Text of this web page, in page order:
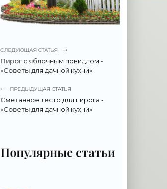
СЛЕДУЮЩАЯ СТАТЬЯ
Пирог с яблочным повидлом -
«Советы для дачной кухни»
ПРЕДЫДУЩАЯ СТАТЬЯ
Сметанное тесто для пирога -
«Советы для дачной кухни»
Популярные статьи